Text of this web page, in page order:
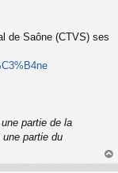
de Saône (CTVS) ses
partie de la
partie du
au